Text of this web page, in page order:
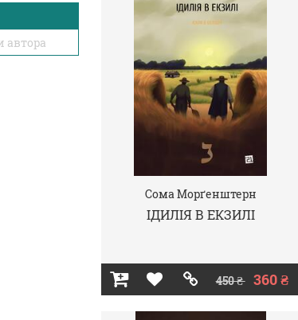
Сома Морґенштерн
ІДИЛІЯ В ЕКЗИЛІ
450 ₴ 360 ₴